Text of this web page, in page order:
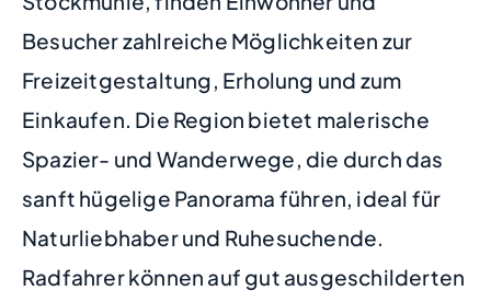
Besucher zahlreiche Möglichkeiten zur
Freizeitgestaltung, Erholung und zum
Einkaufen. Die Region bietet malerische
Spazier- und Wanderwege, die durch das
sanft hügelige Panorama führen, ideal für
Naturliebhaber und Ruhesuchende.
Radfahrer können auf gut ausgeschilderten